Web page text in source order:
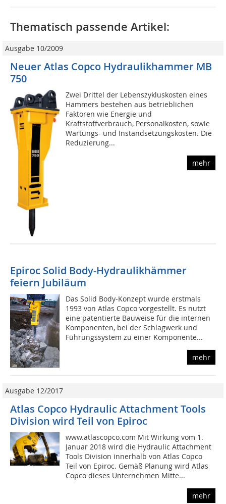
Thematisch passende Artikel:
Ausgabe 10/2009
Neuer Atlas Copco Hydraulikhammer MB
750
Zwei Drittel der Lebenszykluskosten eines
Hammers bestehen aus betrieblichen
Faktoren wie Energie und
Kraftstoffverbrauch, Personalkosten, sowie
Wartungs- und Instandsetzungskosten. Die
Reduzierung...
mehr
Epiroc Solid Body-Hydraulikhämmer
feiern Jubiläum
Das Solid Body-Konzept wurde erstmals
1993 von Atlas Copco vorgestellt. Es nutzt
eine patentierte Bauweise für die internen
Komponenten, bei der Schlagwerk und
Führungssystem zu einer Komponente...
mehr
Ausgabe 12/2017
Atlas Copco Hydraulic Attachment Tools
Division wird Teil von Epiroc
www.atlascopco.com Mit Wirkung vom 1.
Januar 2018 wird die Hy­draulic Attachment
Tools Division innerhalb von Atlas Copco
Teil von Epiroc. Gemäß Planung wird Atlas
Copco dieses Unternehmen Mitte...
mehr